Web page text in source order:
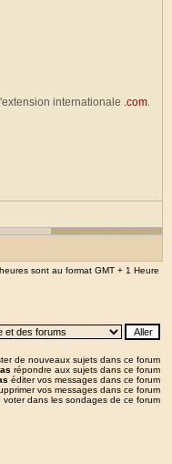
internationale .com.
sont au format GMT + 1 Heure
de nouveaux sujets dans ce forum
répondre aux sujets dans ce forum
éditer vos messages dans ce forum
vos messages dans ce forum
voter dans les sondages de ce forum